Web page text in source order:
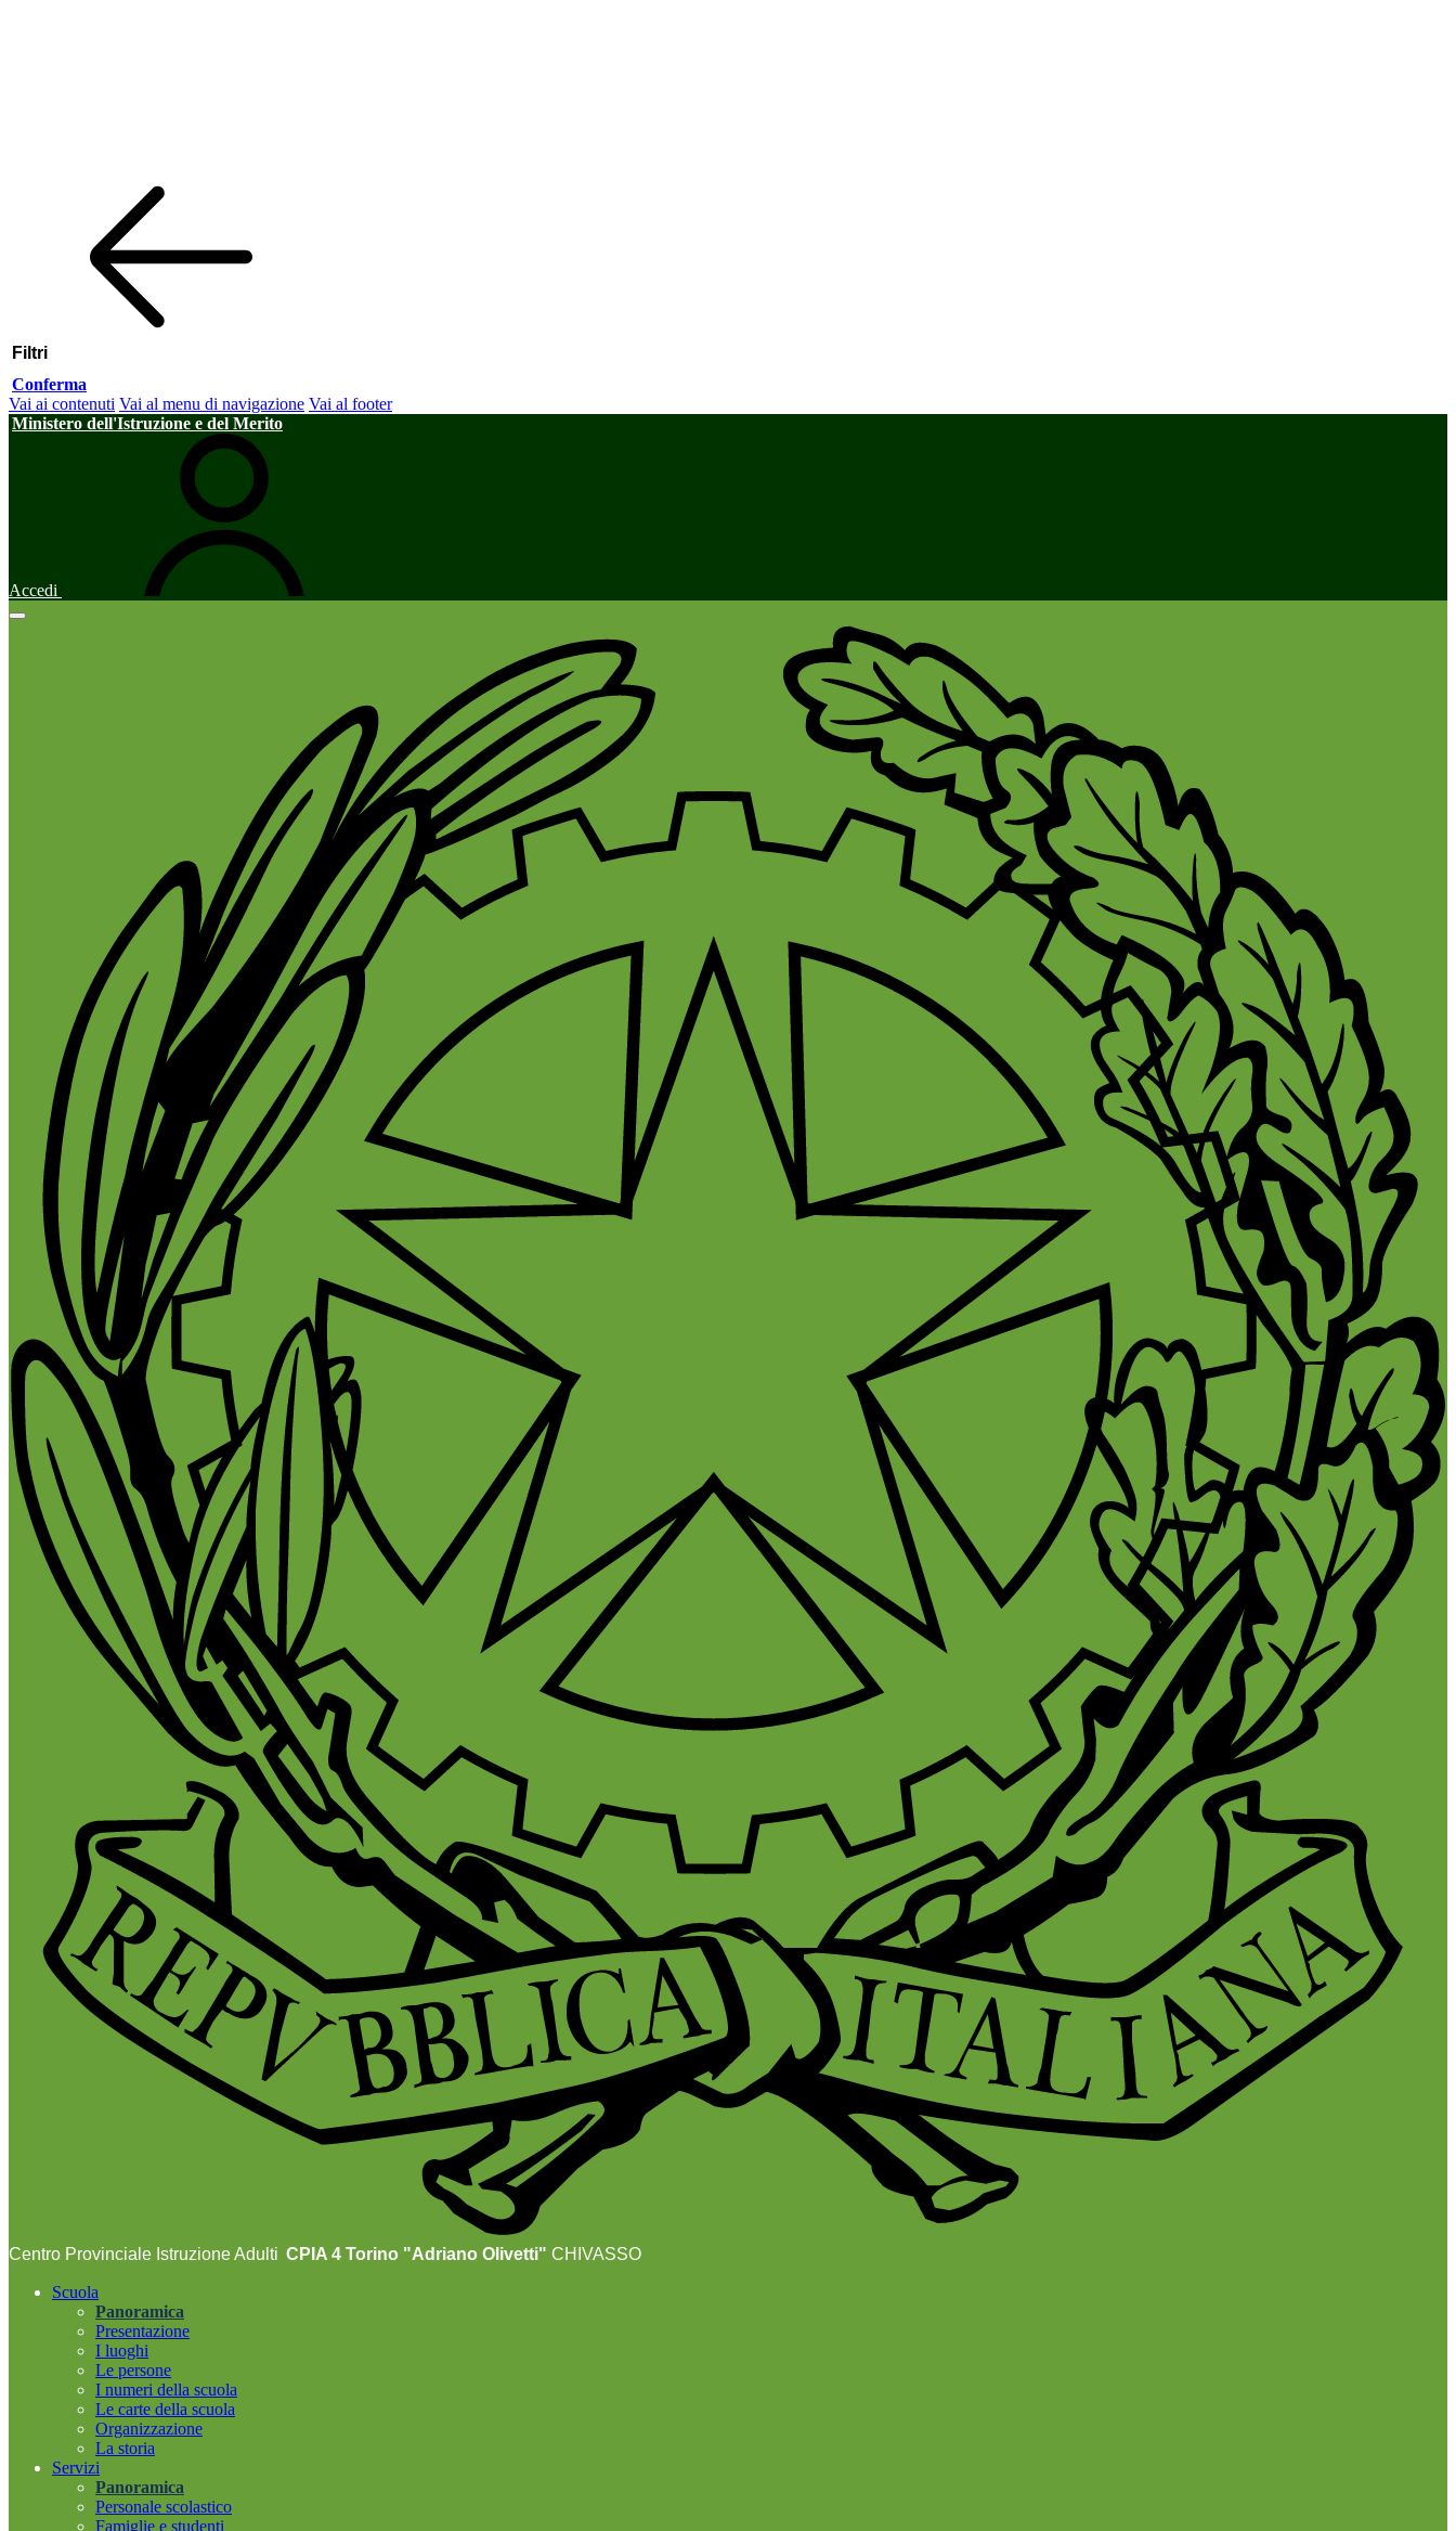
Filtri
Conferma
Vai ai contenuti Vai al menu di navigazione Vai al footer
Ministero dell'Istruzione e del Merito
Accedi
Centro Provinciale Istruzione Adulti CPIA 4 Torino "Adriano Olivetti" CHIVASSO
Scuola
Panoramica
Presentazione
I luoghi
Le persone
I numeri della scuola
Le carte della scuola
Organizzazione
La storia
Servizi
Panoramica
Personale scolastico
Famiglie e studenti